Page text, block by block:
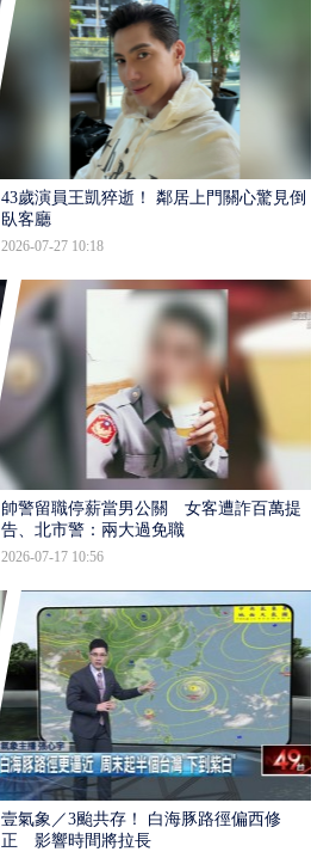
43歲演員王凱猝逝！ 鄰居上門關心驚見倒
臥客廳
2026-07-27 10:18
帥警留職停薪當男公關 女客遭詐百萬提
告、北市警：兩大過免職
2026-07-17 10:56
壹氣象／3颱共存！ 白海豚路徑偏西修
正 影響時間將拉長